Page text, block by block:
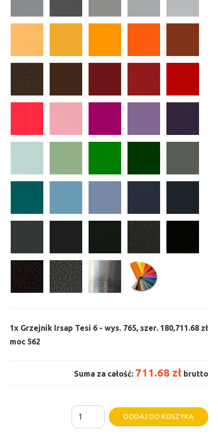
1x Grzejnik Irsap Tesi 6 - wys. 765, szer. 180,
moc 562
711.68 zł
Suma za całość: 711.68 zł brutto
ilość
Grzejnik
DODAJ DO KOSZYKA